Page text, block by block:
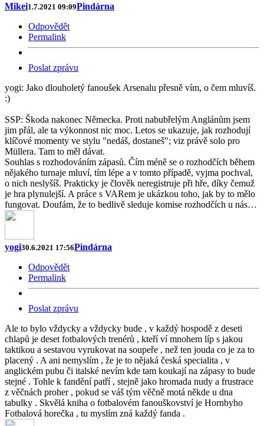
Mikei1.7.2021 09:09Pindárna
Odpovědět
Permalink
Poslat zprávu
yogi: Jako dlouholetý fanoušek Arsenalu přesně vím, o čem mluvíš.
:)
SSP: Škoda nakonec Německa. Proti nabubřelým Anglánům jsem
jim přál, ale ta výkonnost nic moc. Letos se ukazuje, jak rozhodují
klíčové momenty ve stylu "nedáš, dostaneš"; viz právě solo pro
Müllera. Tam to měl dávat.
Souhlas s rozhodováním zápasů. Čím méně se o rozhodčích během
nějakého turnaje mluví, tím lépe a v tomto případě, vyjma pochval,
o nich neslyšíš. Prakticky je člověk neregistruje při hře, díky čemuž
je hra plynulejší. A práce s VARem je ukázkou toho, jak by to mělo
fungovat. Doufám, že to bedlivě sleduje komise rozhodčích u nás…
yogi30.6.2021 17:56Pindárna
Odpovědět
Permalink
Poslat zprávu
Ale to bylo vždycky a vždycky bude , v každý hospodě z deseti
chlapů je deset fotbalových trenérů , kteří ví mnohem líp s jakou
taktikou a sestavou vyrukovat na soupeře , než ten jouda co je za to
placený . A ani nemyslím , že je to nějaká česká specialita , v
anglickém pubu či italské nevím kde tam koukají na zápasy to bude
stejné . Tohle k fandění patří , stejně jako hromada nudy a frustrace
z věčnách proher , pokud se váš tým věčně motá někde u dna
tabulky . Skvělá kniha o fotbalovém fanouškovství je Hornbyho
Fotbalová horečka , tu myslím zná každý fanda .